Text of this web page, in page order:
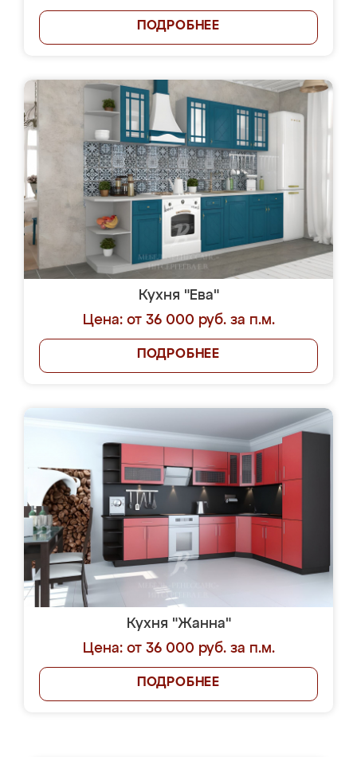
ПОДРОБНЕЕ
Кухня "Ева"
Цена: от 36 000 руб. за п.м.
ПОДРОБНЕЕ
Кухня "Жанна"
Цена: от 36 000 руб. за п.м.
ПОДРОБНЕЕ